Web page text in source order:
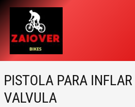
contenido
PISTOLA PARA
VALVULA